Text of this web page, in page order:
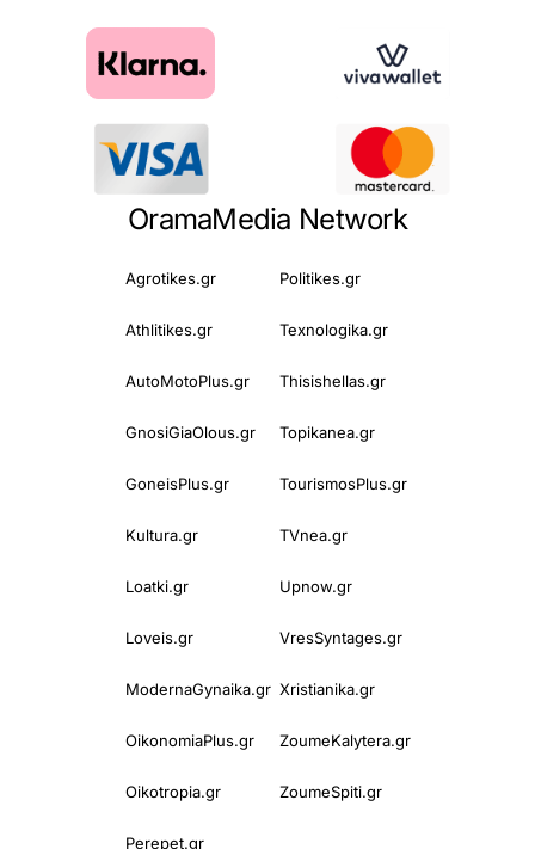
OramaMedia Network
Agrotikes.gr Politikes.gr
Athlitikes.gr Texnologika.gr
AutoMotoPlus.gr Thisishellas.gr
GnosiGiaOlous.gr Topikanea.gr
GoneisPlus.gr TourismosPlus.gr
Kultura.gr TVnea.gr
Loatki.gr Upnow.gr
Loveis.gr VresSyntages.gr
ModernaGynaika.gr Xristianika.gr
OikonomiaPlus.gr ZoumeKalytera.gr
Oikotropia.gr ZoumeSpiti.gr
Perepet.gr